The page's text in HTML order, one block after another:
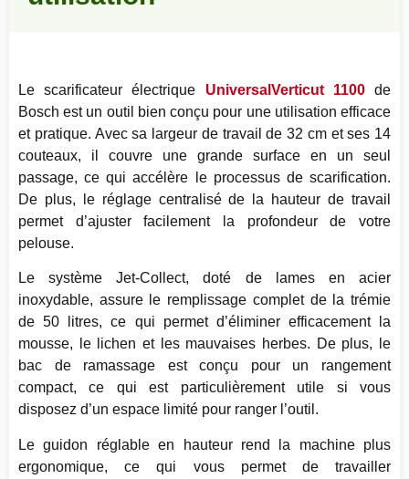
Le scarificateur électrique UniversalVerticut 1100de
Bosch est un outil bien conçu pour une utilisation efficace
et pratique. Avec sa largeur de travail de 32 cm et ses 14
couteaux, il couvre une grande surface en un seul
passage, ce qui accélère le processus de scarification.
De plus, le réglage centralisé de la hauteur de travail
permet d’ajuster facilement la profondeur de votre
pelouse.
Le système Jet-Collect, doté de lames en acier
inoxydable, assure le remplissage complet de la trémie
de 50 litres, ce qui permet d’éliminer efficacement la
mousse, le lichen et les mauvaises herbes. De plus, le
bac de ramassage est conçu pour un rangement
compact, ce qui est particulièrement utile si vous
disposez d’un espace limité pour ranger l’outil.
Le guidon réglable en hauteur rend la machine plus
ergonomique, ce qui vous permet de travailler